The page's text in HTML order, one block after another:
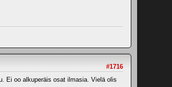
#1716
Ei oo alkuperäis osat ilmasia. Vielä olis